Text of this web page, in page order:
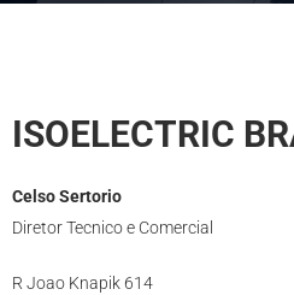
ISOELECTRIC
Celso Sertorio
Diretor Tecnico e Comercial
R Joao Knapik 614